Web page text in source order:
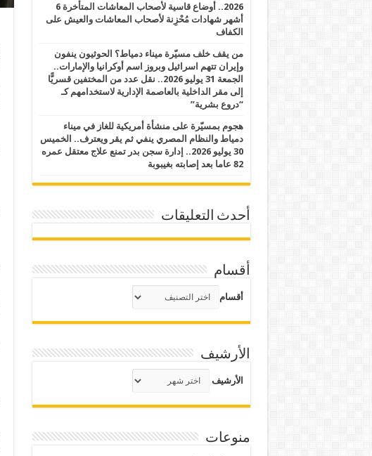
2026.. أوضاع قاسية لأصحاب المعاشات المتأخرة 6
أشهر شهادات مُحْزِنة لأصحاب المعاشات والعيش على
الكفاف
من يقف خلف مسيّرة ميناء دمياط؟ الحوثيون ينفون
وإيران تتهم اسرائيل وبروز اسم أوكرانيا والإمارات..
الجمعة 31 يوليو 2026.. نقل عدد من المختفين قسريًّا
إلى مقر الداخلية بالعاصمة الإدارية لاستخدامهم كـ
“دروع بشرية”
هجوم بمسيّرة على منشأة أمريكية للغاز في ميناء
دمياط والنظام المصري ينفي ثم يقر ويعترف.. الخميس
30 يوليو 2026.. إدارة سجن بدر تمنع علاج معتقل عمره
82 عاما بعد إصابته بغيبوبة
أحدث التعليقات
أقسام
أقسام
الأرشيف
الأرشيف
منوعات